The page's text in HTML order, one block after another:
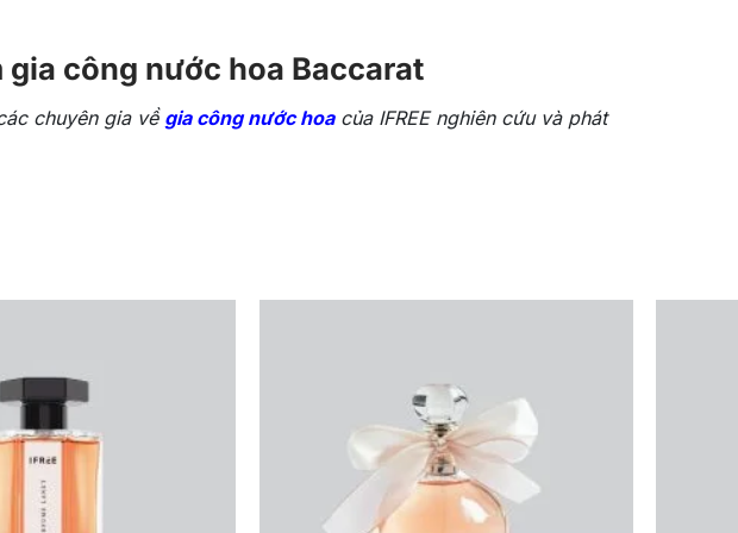
gia công nước hoa Baccarat
chuyên gia về gia công nước hoacủa IFREE nghiên cứu và phát
thiên nhiên như hoa cỏ, trái cây, và gỗ quý, tạo nên hương thơm đa
giúp nước hoa dễ bay hơi và lưu hương lâu hơn mà không gây hại
công thức nước hoa, mang lại cảm giác tươi mát và mềm mại khi sử